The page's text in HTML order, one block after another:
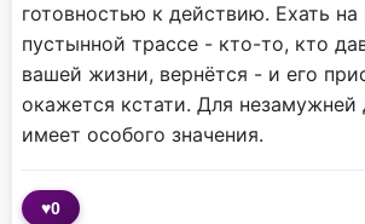
готовностью к действию. Ехать
пустынной трассе - кто-то, кто
вашей жизни, вернётся - и его
окажется кстати. Для незамужней
имеет особого значения.
♥0